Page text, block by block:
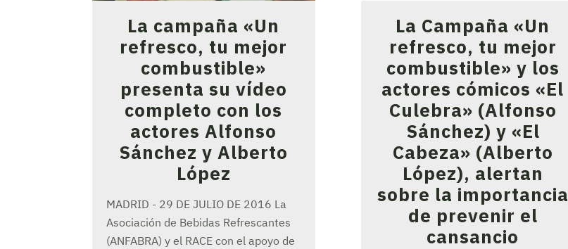
La campaña «Un
refresco, tu mejor
combustible»
presenta su vídeo
completo con los
actores Alfonso
Sánchez y Alberto
López
MADRID - 29 DE JULIO DE 2016 La
Asociación de Bebidas Refrescantes
(ANFABRA) y el RACE con el apoyo de
La Campaña «Un
refresco, tu mejor
combustible» y los
actores cómicos «El
Culebra» (Alfonso
Sánchez) y «El
Cabeza» (Alberto
López), alertan
sobre la importancia
de prevenir el
cansancio